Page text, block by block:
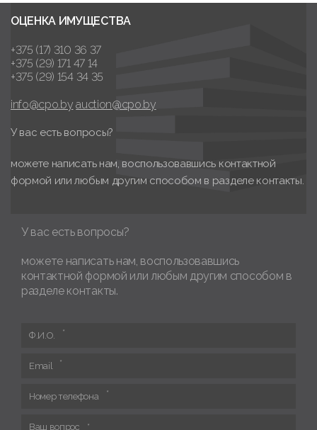
ОЦЕНКА ИМУЩЕСТВА
+375 (17) 310 36 37
+375 (29) 171 47 14
+375 (29) 154 34 35
info@cpo.by auction@cpo.by
У вас есть вопросы?
можете написать нам, воспользовавшись контактной
формой или любым другим способом в разделе контакты.
У вас есть вопросы?
можете написать нам, воспользовавшись
контактной формой или любым другим способом в
разделе контакты.
Ф.И.О.
Email
Номер телефона
Ваш вопрос